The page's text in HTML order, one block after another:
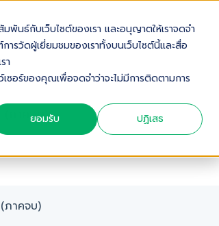
นธ์กับเว็บไซต์ของเรา และอนุญาตให้เราจดจำ
ารวัดผู้เยี่ยมชมของเราทั้งบนเว็บไซต์นี้และสื่อ
า
ซอร์ของคุณเพื่อจดจำว่าจะไม่มีการติดตามการ
ยอมรับ
ปฏิเสธ
INDUSTRIES SERVICES & SUPPORT
(ภาคจบ)
ภาคจบ)